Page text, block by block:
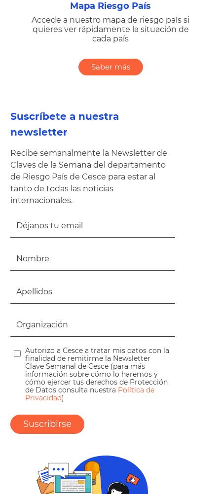
Mapa Riesgo País
Accede a nuestro mapa de riesgo país si
quieres ver rápidamente la situación de
cada país
Saber más
Suscríbete a nuestra
newsletter
Recibe semanalmente la Newsletter de
Claves de la Semana del departamento
de Riesgo País de Cesce para estar al
tanto de todas las noticias
internacionales.
Autorizo a Cesce a tratar mis datos con la
finalidad de remitirme la Newsletter
Clave Semanal de Cesce (para más
información sobre cómo lo haremos y
cómo ejercer tus derechos de Protección
de Datos consulta nuestra Política de
Privacidad)